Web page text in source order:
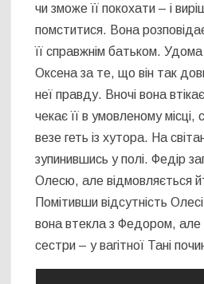
чи зможе її покохати – і
помститися. Вона
її справжнім батьком.
Оксена за те, що він так
неї правду. Вночі вона
чекає її в умовленому місці,
везе геть із хутора. На
зупинившись у полі. Федір
Олесю, але відмовляється
Помітивши відсутність
вона втекла з Федором,
сестри – у вагітної Тані